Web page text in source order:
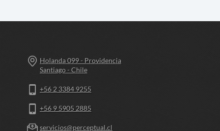
Holanda 099 - Providencia
Santiago - Chile
+56 2 3384 9255
+56 9 5905 2885
servicios@perceptual.cl